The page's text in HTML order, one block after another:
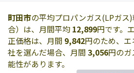
町田市の平均プロパンガス(LPガス
合）は、月間平均 12,899円です。
正価格は、月間 9,842円のため、
社を選んだ場合、月間 3,056円の
能性があります。